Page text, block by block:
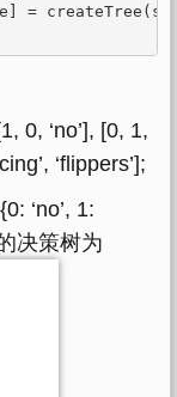
=
0, ‘no’], [0, 1,
‘flippers’];
‘no’, 1:
决策树为